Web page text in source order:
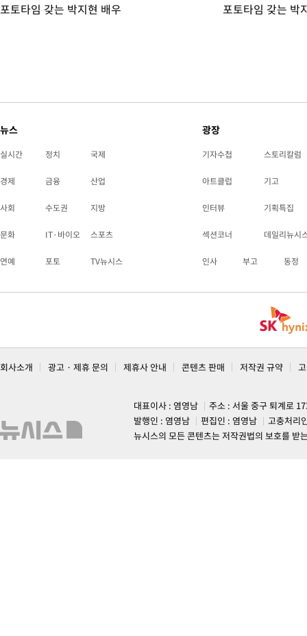
포토타임 갖는 박지현 배우 포토타임 갖는 박
뉴스
실시간 정치 국제
경제 금융 산업
사회 수도권 지방
문화 IT·바이오 스포츠
연예 포토 TV뉴시스
광장
기자수첩 스토리칼럼
아트클럽 기고
인터뷰 기획특집
섹션코너 데일리뉴시
인사 부고 동정
회사소개 광고 · 제휴 문의 제휴사 안내 콘텐츠 판매 저작권 규약
대표이사 : 염영남
주소 : 서울 중구 퇴계로
발행인 : 염영남
편집인 : 염영남
고충처리
뉴시스의 모든 콘텐츠는 저작권법의 보호를